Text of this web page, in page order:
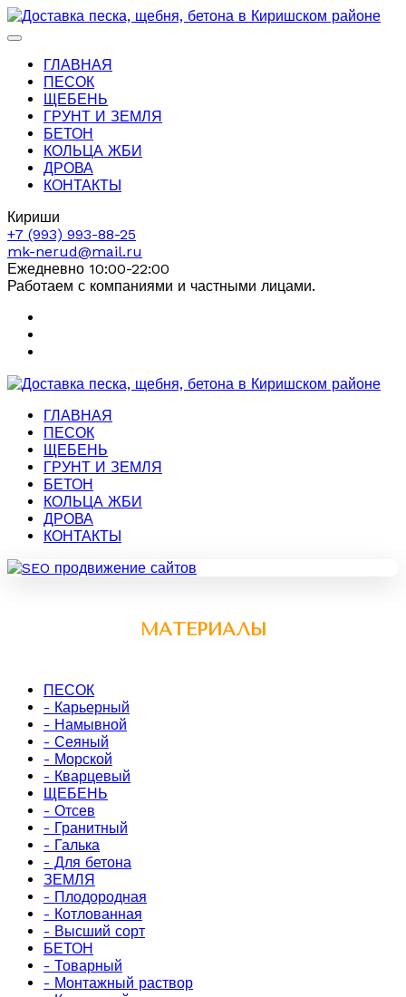
ГЛАВНАЯ
ПЕСОК
ЩЕБЕНЬ
ГРУНТ И ЗЕМЛЯ
БЕТОН
КОЛЬЦА ЖБИ
ДРОВА
КОНТАКТЫ
Кириши
+7 (993) 993-88-25
mk-nerud@mail.ru
Ежедневно 10:00-22:00
Работаем с компаниями и частными лицами.
ГЛАВНАЯ
ПЕСОК
ЩЕБЕНЬ
ГРУНТ И ЗЕМЛЯ
БЕТОН
КОЛЬЦА ЖБИ
ДРОВА
КОНТАКТЫ
МАТЕРИАЛЫ
ПЕСОК
- Карьерный
- Намывной
- Сеяный
- Морской
- Кварцевый
ЩЕБЕНЬ
- Отсев
- Гранитный
- Галька
- Для бетона
ЗЕМЛЯ
- Плодородная
- Котлованная
- Высший сорт
БЕТОН
- Товарный
- Монтажный раствор